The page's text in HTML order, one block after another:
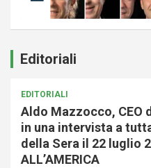
Editoriali
EDITORIALI
Aldo Mazzocco, CEO
in una intervista a
della Sera il 22 luglio
ALL’AMERICA